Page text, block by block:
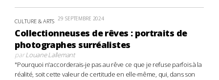
CULTURE & ARTS 29 SEPTEMBRE 2024
Collectionneuses de rêves : portraits de
photographes surréalistes
parLouane Lallemant
"Pourquoi n'accorderais-je pas au rêve ce que je refuse parfois à la
réalité, soit cette valeur de certitude en elle-même, qui, dans son